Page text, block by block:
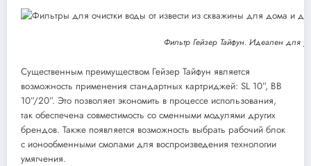
Фильтр Гейзер Тайфун. Идеален для
Существенным преимуществом Гейзер Тайфун является
возможность применения стандартных картриджей: SL 10”, BB
10”/20”. Это позволяет экономить в процессе использования,
так обеспечена совместимость со сменными модулями других
брендов. Также появляется возможность выбрать рабочий блок
с ионообменными смолами для воспроизведения технологии
умягчения.